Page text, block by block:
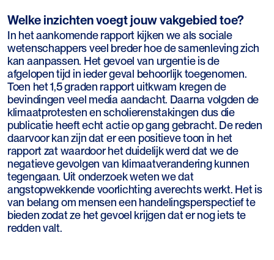
Welke inzichten voegt jouw vakgebied toe?
In het aankomende rapport kijken we als sociale
wetenschappers veel breder hoe de samenleving zich
kan aanpassen. Het gevoel van urgentie is de
afgelopen tijd in ieder geval behoorlijk toegenomen.
Toen het 1,5 graden rapport uitkwam kregen de
bevindingen veel media aandacht. Daarna volgden de
klimaatprotesten en scholierenstakingen dus die
publicatie heeft echt actie op gang gebracht. De reden
daarvoor kan zijn dat er een positieve toon in het
rapport zat waardoor het duidelijk werd dat we de
negatieve gevolgen van klimaatverandering kunnen
tegengaan. Uit onderzoek weten we dat
angstopwekkende voorlichting averechts werkt. Het is
van belang om mensen een handelingsperspectief te
bieden zodat ze het gevoel krijgen dat er nog iets te
redden valt.